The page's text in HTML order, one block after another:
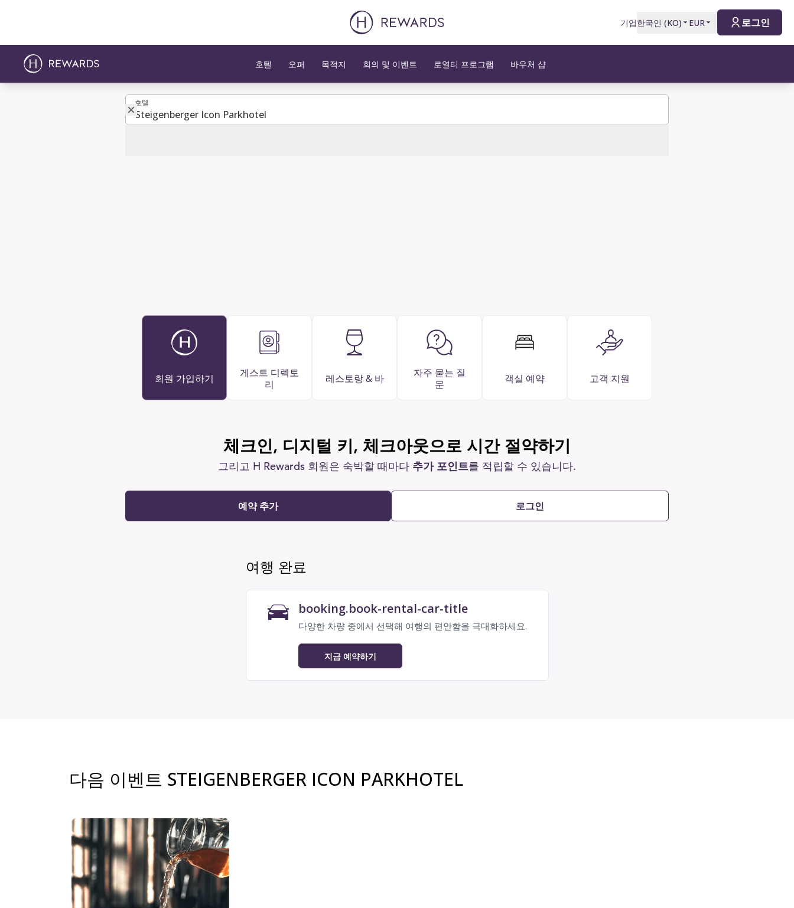
기업한국인 (KO) EUR 로그인
호텔 오퍼 목적지 회의 및 이벤트 로열티 프로그램 바우처 샵
호텔
호텔
회원 가입하기
게스트 디렉토
리
레스토랑 & 바
자주 묻는 질
문
객실 예약 고객 지원
체크인, 디지털 키, 체크아웃으로 시간 절약하기
그리고 H Rewards 회원은 숙박할 때마다 추가 포인트를 적립할 수 있습니다.
예약 추가 로그인
여행 완료
booking.book-rental-car-title
다양한 차량 중에서 선택해 여행의 편안함을 극대화하세요.
지금 예약하기
다음 이벤트 STEIGENBERGER ICON PARKHOTEL
carousel.aria_current_slide